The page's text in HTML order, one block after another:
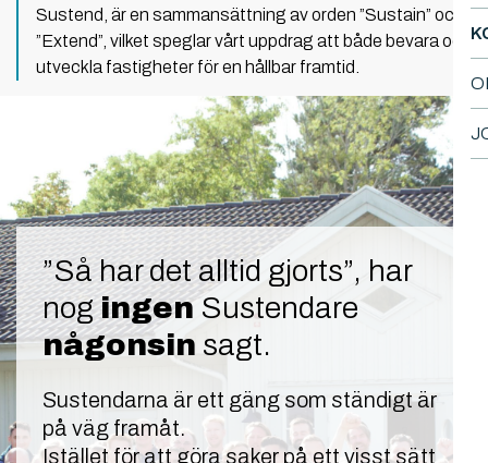
Sustend, är en sammansättning av orden ”Sustain” och
”Extend”, vilket speglar vårt uppdrag att både bevara och
utveckla fastigheter för en hållbar framtid.
”Så har det alltid gjorts”, har
nogingenSustendare
någonsin sagt.
Sustendarna är ett gäng som ständigt är
på väg framåt.
Istället för att göra saker på ett visst sätt